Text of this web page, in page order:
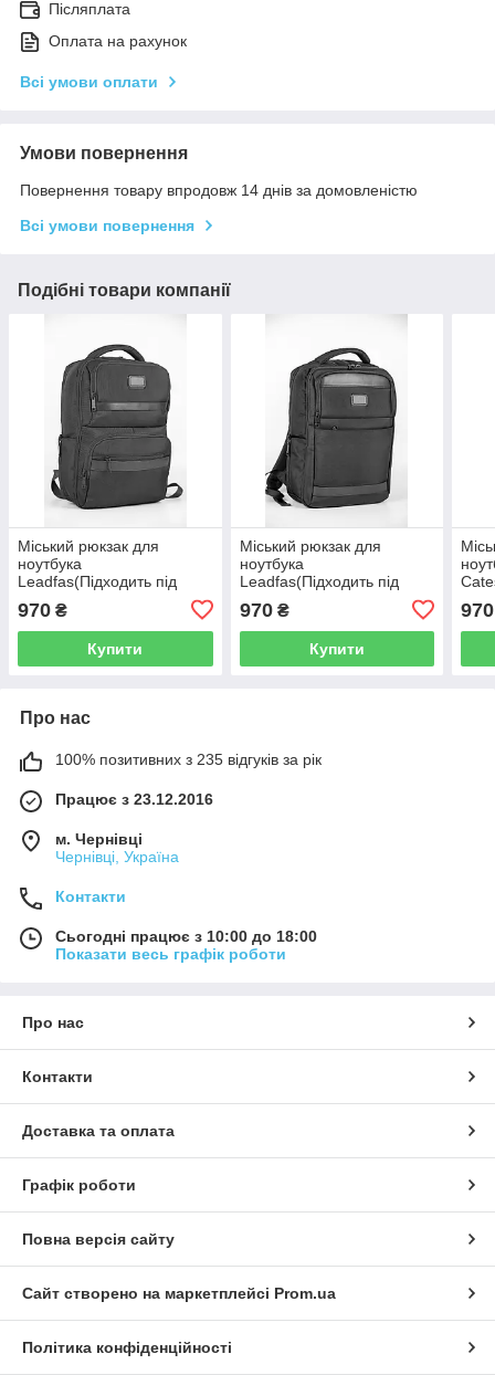
Післяплата
Оплата на рахунок
Всі умови оплати
Умови повернення
Повернення товару впродовж 14 днів за домовленістю
Всі умови повернення
Подібні товари компанії
Міський рюкзак для
ноутбука
Leadfas(Підходить під
970 ₴
Купити
Міський рюкзак для
ноутбука
Leadfas(Підходить під
970₴
Купити
970
Про нас
100% позитивних з 235 відгуків за рік
Працює з 23.12.2016
м. Чернівці
Чернівці, Україна
Контакти
Сьогодні працює з 10:00 до 18:00
Показати весь графік роботи
Про нас
Контакти
Доставка та оплата
Графік роботи
Повна версія сайту
Сайт створено на маркетплейсі Prom.ua
Політика конфіденційності